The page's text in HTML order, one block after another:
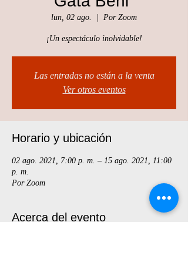
lun, 02 ago. Por Zoom
¡Un espectáculo inolvidable!
Las entradas no están a la venta
Ver otros eventos
Horario y ubicación
02 ago. 2021, 7:00 p. m. – 15 ago. 2021, 11:00
p. m.
Por Zoom
Acerca del evento